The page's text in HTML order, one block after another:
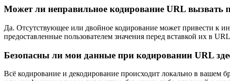
Может ли неправильное кодирование URL вызвать
Да. Отсутствующее или двойное кодирование может привести к
предоставленные пользователем значения перед вставкой их в
Безопасны ли мои данные при кодировании URL
Всё кодирование и декодирование происходит локально в вашем